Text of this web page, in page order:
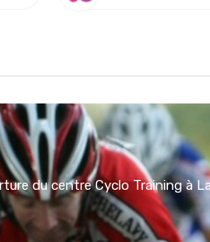
du centre Cyclo Training à